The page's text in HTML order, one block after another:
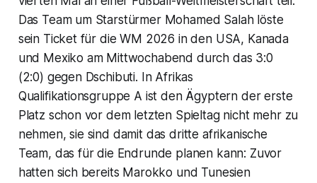
Das Team um Starstürmer Mohamed Salah löste
sein Ticket für die WM 2026 in den USA, Kanada
und Mexiko am Mittwochabend durch das 3:0
(2:0) gegen Dschibuti. In Afrikas
Qualifikationsgruppe A ist den Ägyptern der erste
Platz schon vor dem letzten Spieltag nicht mehr zu
nehmen, sie sind damit das dritte afrikanische
Team, das für die Endrunde planen kann: Zuvor
hatten sich bereits Marokko und Tunesien